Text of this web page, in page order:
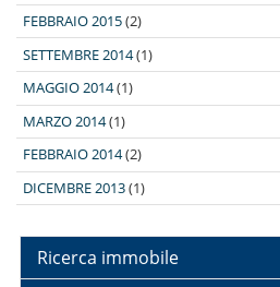
FEBBRAIO 2015(2)
SETTEMBRE 2014(1)
MAGGIO 2014(1)
MARZO 2014(1)
FEBBRAIO 2014(2)
DICEMBRE 2013(1)
Ricerca immobile